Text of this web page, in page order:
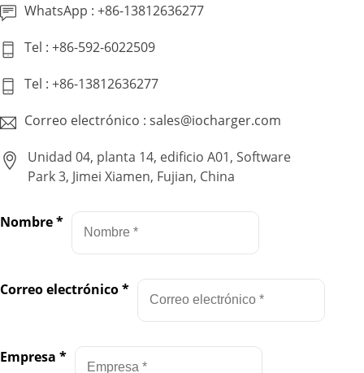
WhatsApp : +86-13812636277
Tel : +86-592-6022509
Tel : +86-13812636277
Correo electrónico : sales@iocharger.com
Unidad 04, planta 14, edificio A01, Software
Park 3, Jimei Xiamen, Fujian, China
Nombre*
Correo electrónico*
Empresa *